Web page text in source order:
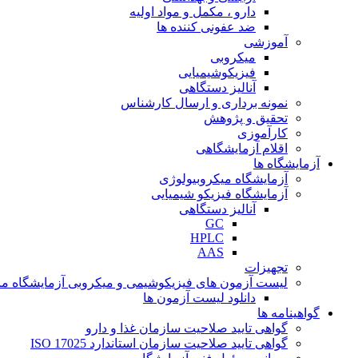
دارو ، مکمل و مواد اولیه
ضد عفونی کننده ها
آموزشی
میکروبی
فیزیکوشیمیایی
آنالیز دستگاهی
نمونه برداری و ارسال کارشناس
تحقیق و پژوهش
کارآموزی
اقلام آزمایشگاهی
آزمایشگاه ها
آزمایشگاه میکروبیولوژی
آزمایشگاه فیزیکو شیمیایی
آنالیز دستگاهی
GC
HPLC
AAS
تجهیزات
لیست آزمون های فیزیکوشیمی و میکروبی آزمایشگاه
دانلود لیست آزمون ها
گواهینامه ها
گواهی تایید صلاحیت سازمان غذا و دارو
گواهی تایید صلاحیت سازمان استاندارد ISO 17025